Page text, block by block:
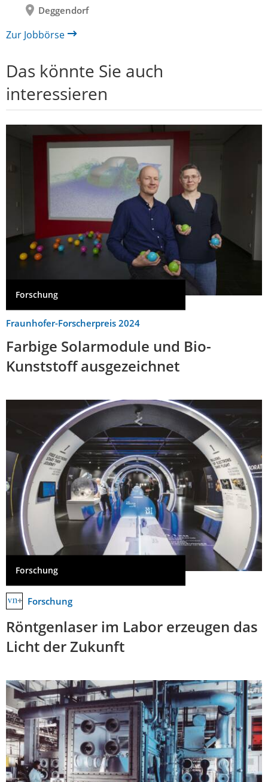
Deggendorf
Zur Jobbörse
Das könnte Sie auch
interessieren
Forschung
Fraunhofer-Forscherpreis 2024
Farbige Solarmodule und Bio-
Kunststoff ausgezeichnet
Forschung
Forschung
Röntgenlaser im Labor erzeugen das
Licht der Zukunft